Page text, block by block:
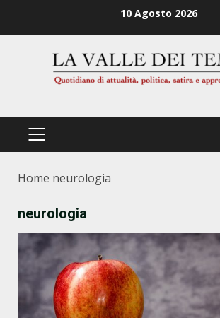
10 Agosto 2026
PRIMÄRES
Home neurologia
neurologia